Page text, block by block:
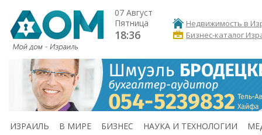
07 Август
Пятница
18:36
Недвижимость в
Бизнес-каталог
ИЗРАИЛЬ В МИРЕ БИЗНЕС НАУКА И ТЕХНОЛОГИИ